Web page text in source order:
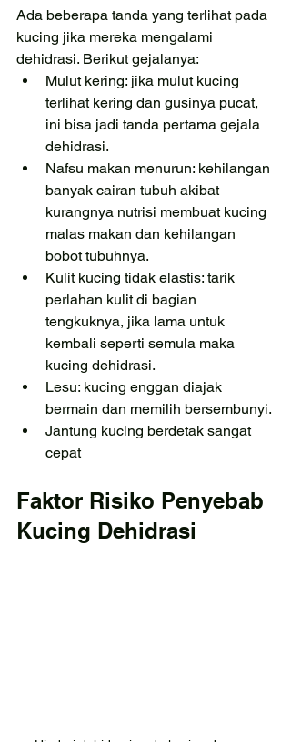
Ada beberapa tanda yang terlihat pada
kucing jika mereka mengalami
dehidrasi. Berikut gejalanya:
Mulut kering: jika mulut kucing
terlihat kering dan gusinya pucat,
ini bisa jadi tanda pertama gejala
dehidrasi.
Nafsu makan menurun: kehilangan
banyak cairan tubuh akibat
kurangnya nutrisi membuat kucing
malas makan dan kehilangan
bobot tubuhnya.
Kulit kucing tidak elastis: tarik
perlahan kulit di bagian
tengkuknya, jika lama untuk
kembali seperti semula maka
kucing dehidrasi.
Lesu: kucing enggan diajak
bermain dan memilih bersembunyi.
Jantung kucing berdetak sangat
cepat
Faktor Risiko Penyebab
Kucing Dehidrasi